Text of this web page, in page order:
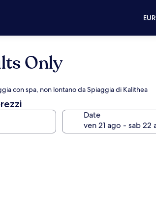
EUR
Only
con spa, non lontano da Spiaggia di Kalithea
Date